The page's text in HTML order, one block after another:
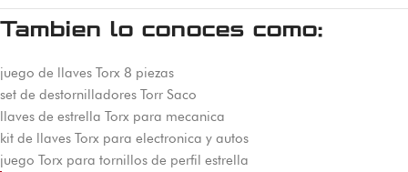
Tambien lo conoces como:
juego de llaves Torx 8 piezas
set de destornilladores Torr Saco
llaves de estrella Torx para mecanica
kit de llaves Torx para electronica y autos
juego Torx para tornillos de perfil estrella